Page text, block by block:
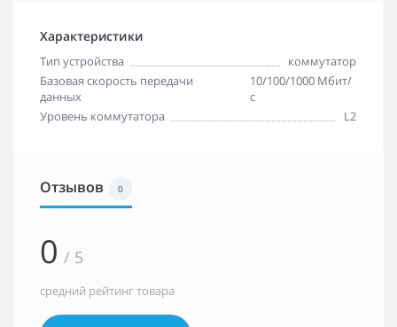
Характеристики
Тип устройства
коммутатор
Базовая скорость передачи
данных
10/100/1000 Мбит/
с
Уровень коммутатора
L2
Отзывов 0
0 / 5
средний рейтинг товара